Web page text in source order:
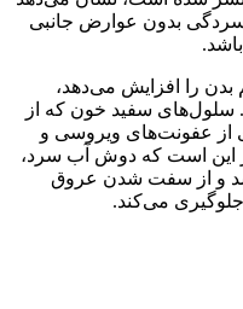
بدون عوارض جانبی
را افزایش می‌دهد،
سلول‌های سفید خون که از
از عفونت‌های ویروسی و
این است که دوش آب سرد،
و از سفت شدن عروق
جلوگیری می‌کند.